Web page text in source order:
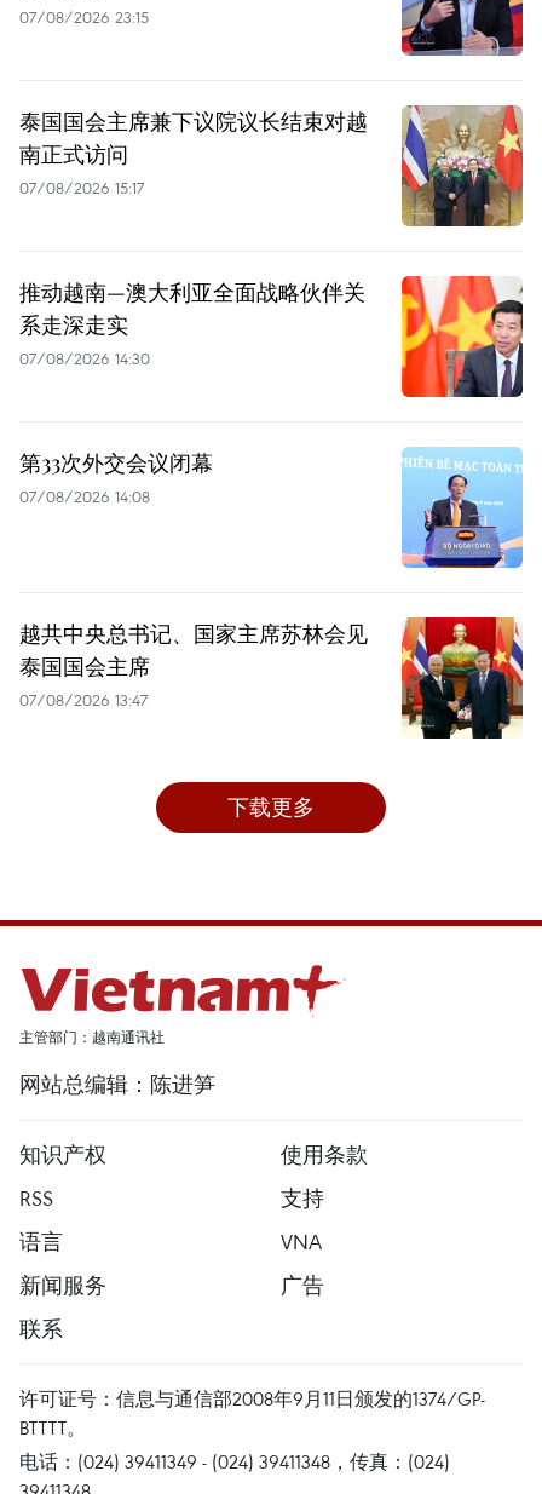
07/08/2026 23:15
泰国国会主席兼下议院议长结束对越
南正式访问
07/08/2026 15:17
推动越南—澳大利亚全面战略伙伴关
系走深走实
07/08/2026 14:30
第33次外交会议闭幕
07/08/2026 14:08
越共中央总书记、国家主席苏林会见
泰国国会主席
07/08/2026 13:47
下载更多
主管部门：越南通讯社
网站总编辑：陈进笋
知识产权
使用条款
RSS
支持
语言
VNA
新闻服务
广告
联系
许可证号：信息与通信部2008年9月11日颁发的1374/GP-
BTTTT。
电话：(024) 39411349 - (024) 39411348，传真：(024)